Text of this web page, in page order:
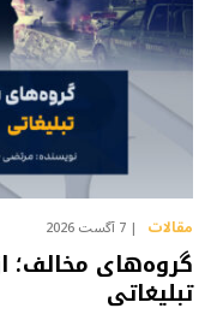
مقالات 7 آگست 2026
گروه‌های مخالف؛
تبلیغاتی